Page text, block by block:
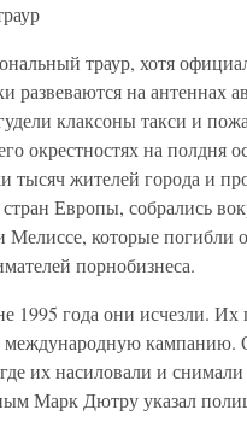
траур, хотя
на антеннах
клаксоны такси и
окрестностях на полдня
тысяч жителей города и
Европы, собрались
которые погибли
порнобизнеса.
1995 года они исчезли. Их
кампанию.
их насиловали и
Марк Дютру указал